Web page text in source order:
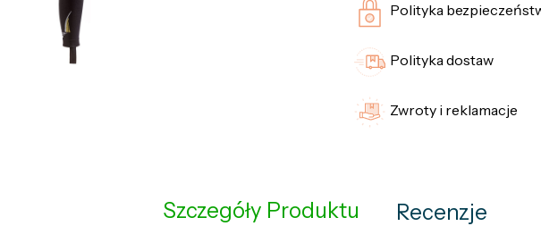
Polityka
Polityka dostaw
Zwroty i reklamacje
Szczegóły Produktu Recenzje